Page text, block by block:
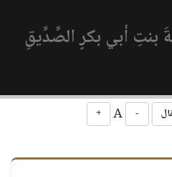
بنتِ أبي بكرٍ الصِّدِّيقِ
-
+